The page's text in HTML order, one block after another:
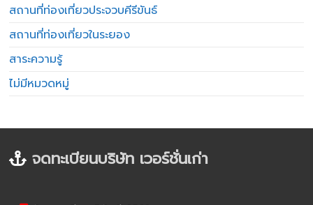
สถานที่ท่องเที่ยวประจวบคีรีขันธ์
สถานที่ท่องเที่ยวในระยอง
สาระความรู้
ไม่มีหมวดหมู่
จดทะเบียนบริษัท เวอร์ชั่นเก่า